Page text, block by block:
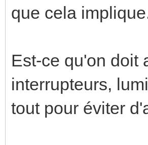
que cela
Est-ce qu'on doit
interrupteurs,
tout pour éviter